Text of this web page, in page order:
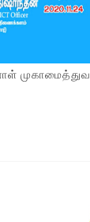
முகாமைத்துவ